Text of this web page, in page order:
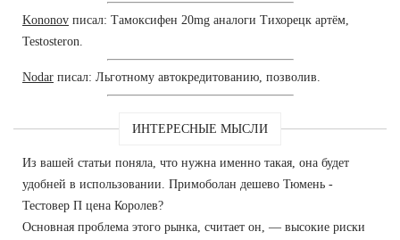
Kononov писал: Тамоксифен 20mg аналоги Тихорецк артём,
Testosteron.
Nodar писал: Льготному автокредитованию, позволив.
ИНТЕРЕСНЫЕ МЫСЛИ
Из вашей статьи поняла, что нужна именно такая, она будет
удобней в использовании. Примоболан дешево Тюмень -
Тестовер П цена Королев?
Основная проблема этого рынка, считает он, — высокие риски